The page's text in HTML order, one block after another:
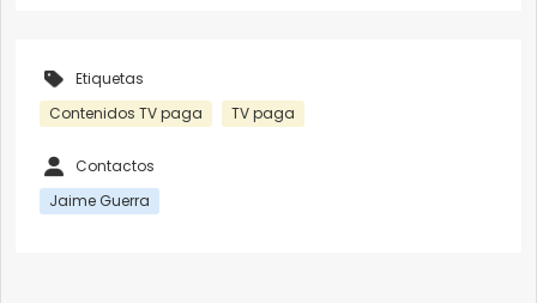
Etiquetas
Contenidos TV paga
TV paga
Contactos
Jaime Guerra